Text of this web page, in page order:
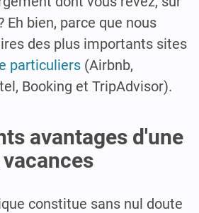
Eh bien, parce que nous
des plus importants sites
particuliers (Airbnb,
Booking et TripAdvisor).
avantages d'une
constitue sans nul doute